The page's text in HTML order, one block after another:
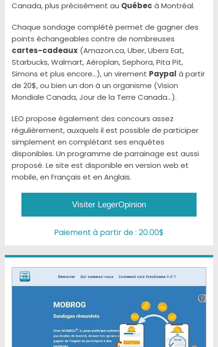
Canada, plus précisément au Québec à Montréal.
Chaque sondage complété permet de gagner des
points échangeables contre de nombreuses
cartes-cadeaux (Amazon.ca, Uber, Ubers Eat,
Starbucks, Walmart, Aéroplan, Sephora, Pita Pit,
Simons et plus encore...), un virement Paypal à partir
de 20$, ou bien un don à un organisme (Vision
Mondiale Canada, Jour de la Terre Canada...).
LEO propose également des concours assez
régulièrement, auxquels il est possible de participer
simplement en complétant ses enquêtes
disponibles. Un programme de parrainage est aussi
proposé. Le site est disponible en version web et
mobile, en Français et en Anglais.
Visiter LegerOpinion
Paiement à partir de : 20.00$